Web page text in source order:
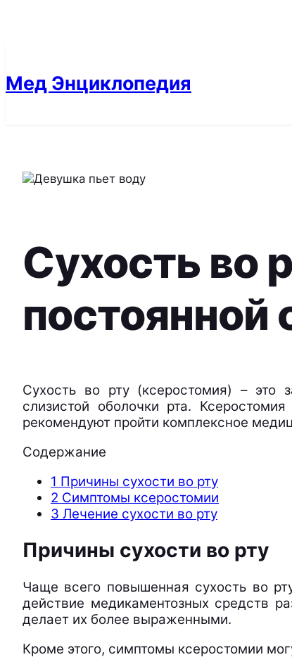
содержимому
Мед Энциклопедия
Сухость во
постоянной
Сухость во рту (ксеростомия) – это
слизистой оболочки рта.
рекомендуют пройти комплексное
Содержание
1 Причины сухости во рту
2 Симптомы ксеростомии
3 Лечение сухости во рту
Причины сухости во рту
Чаще всего повышенная сухость во
действие медикаментозных средств
делает их более выраженными.
Кроме этого, симптомы ксеростомии